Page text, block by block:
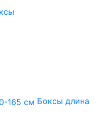
Боксы длина